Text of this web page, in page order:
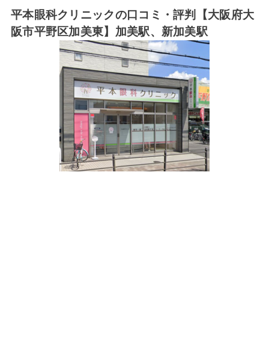
平本眼科クリニックの口コミ・評判【大阪府大
阪市平野区加美東】加美駅、新加美駅